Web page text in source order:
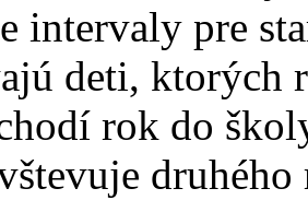
intervaly pre
deti, ktorých
rok do